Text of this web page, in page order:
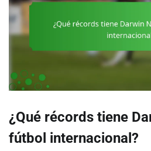
¿Qué récords tiene
fútbol internacional?